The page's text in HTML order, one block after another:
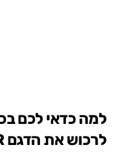
למה כדאי לכם
לרכוש את הדגם Nautilus 5711/1R?